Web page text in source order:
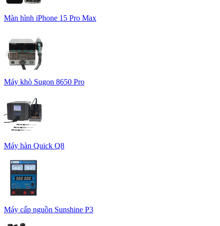
Màn hình iPhone 15 Pro Max
Máy khò Sugon 8650 Pro
Máy hàn Quick Q8
Máy cấp nguồn Sunshine P3